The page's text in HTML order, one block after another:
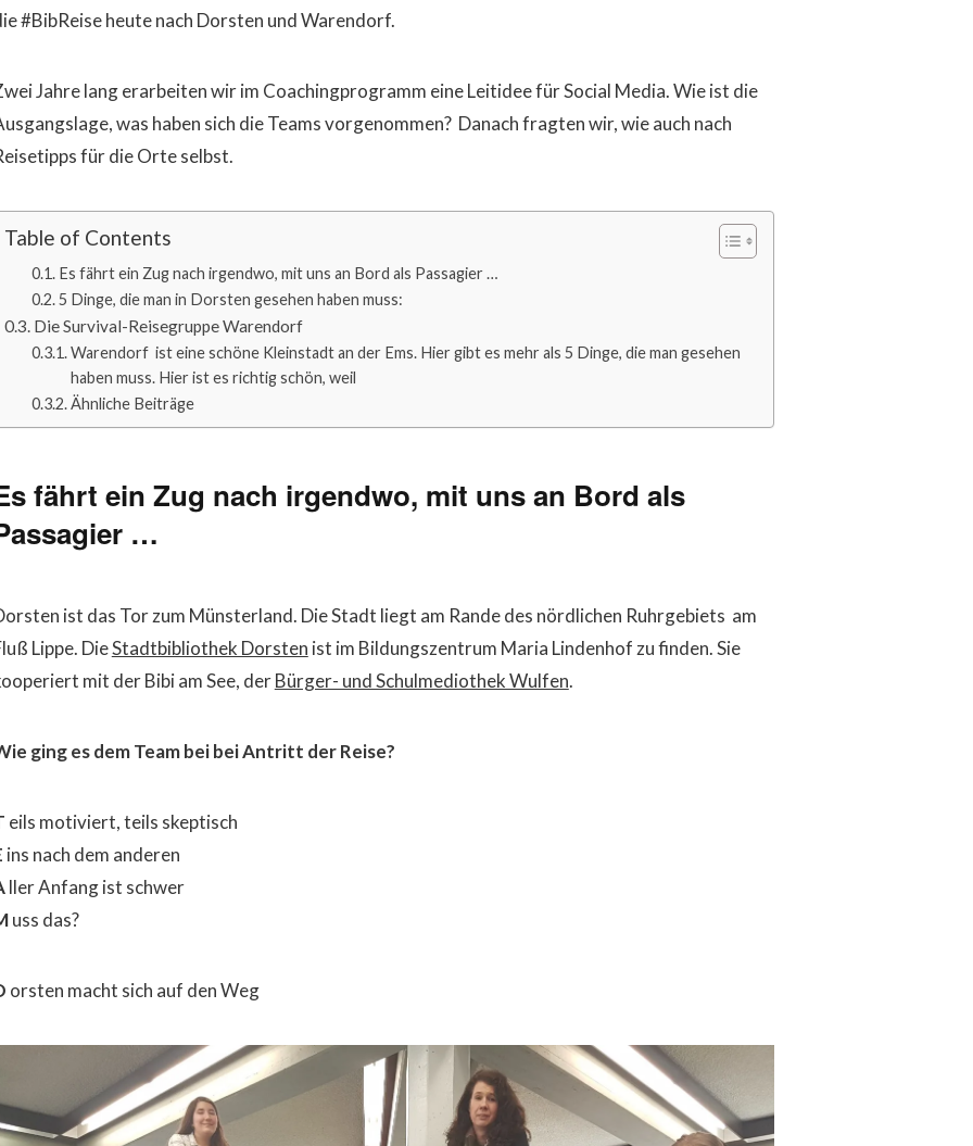
#BibReise heute nach Dorsten und Warendorf.
Jahre lang erarbeiten wir im Coachingprogramm eine Leitidee für Social Media. Wie ist die
was haben sich die Teams vorgenommen? Danach fragten wir, wie auch nach
für die Orte selbst.
Table of Contents
Es fährt ein Zug nach irgendwo, mit uns an Bord als Passagier …
5 Dinge, die man in Dorsten gesehen haben muss:
Die Survival-Reisegruppe Warendorf
Warendorf ist eine schöne Kleinstadt an der Ems. Hier gibt es mehr als 5 Dinge, die man gesehen
haben muss. Hier ist es richtig schön, weil
Ähnliche Beiträge
fährt ein Zug nach irgendwo, mit uns an Bord als
…
ist das Tor zum Münsterland. Die Stadt liegt am Rande des nördlichen Ruhrgebiets am
Lippe. DieStadtbibliothek Dorsten ist im Bildungszentrum Maria Lindenhof zu finden. Sie
mit der Bibi am See, derBürger- und Schulmediothek Wulfen.
ging es dem Team bei bei Antritt der Reise?
eils motiviert, teils skeptisch
ins nach dem anderen
ller Anfang ist schwer
uss das?
orsten macht sich auf den Weg